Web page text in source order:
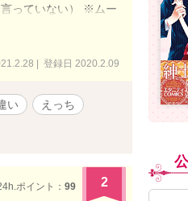
言っていない） ※ムー
| 登録日 2020.2.09
い
えっち
ポイント： 99 2